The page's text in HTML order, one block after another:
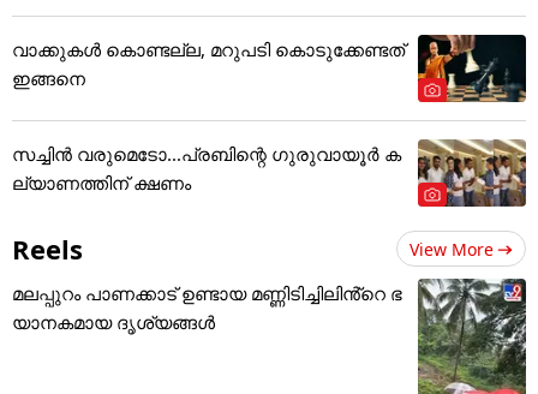
വാക്കുകൾ കൊണ്ടല്ല, മറുപടി കൊടുക്കേണ്ടത്
ഇങ്ങനെ
സച്ചിന്‍ വരുമെടോ...പ്രബിന്റെ ഗുരുവായൂര്‍ ക
ല്യാണത്തിന് ക്ഷണം
Reels View More
മലപ്പുറം പാണക്കാട് ഉണ്ടായ മണ്ണിടിച്ചിലിൻ്റെ ഭ
യാനകമായ ദൃശ്യങ്ങൾ